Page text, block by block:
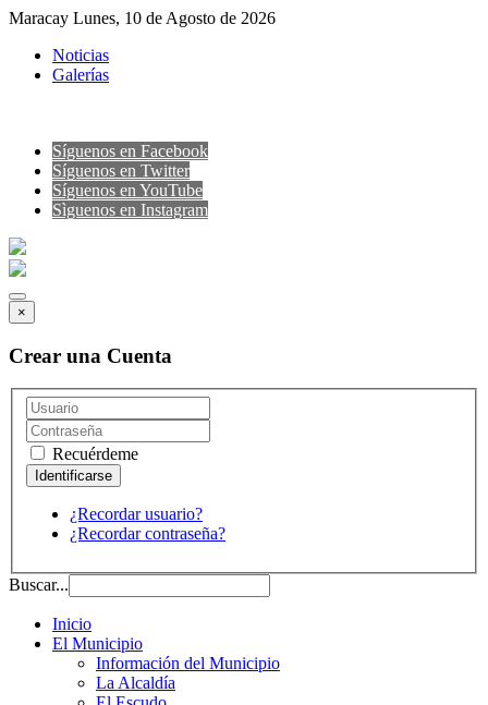
Maracay Lunes, 10 de Agosto de 2026
Noticias
Galerías
Síguenos en Facebook
Síguenos en Twitter
Síguenos en YouTube
Sìguenos en Instagram
×
Crear una Cuenta
Recuérdeme
¿Recordar usuario?
¿Recordar contraseña?
Buscar...
Inicio
El Municipio
Información del Municipio
La Alcaldía